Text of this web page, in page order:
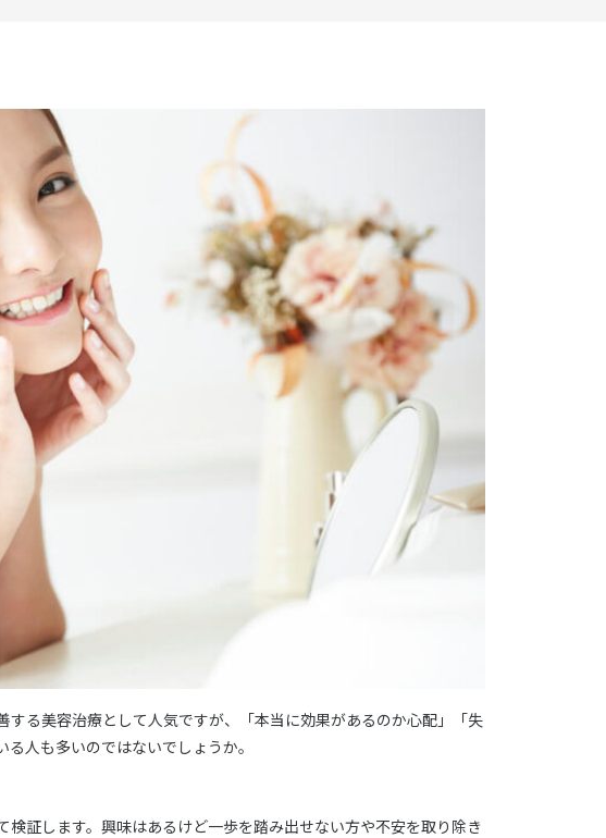
る美容治療として人気ですが、「本当に効果があるのか心配」「失
人も多いのではないでしょうか。
証します。興味はあるけど一歩を踏み出せない方や不安を取り除き